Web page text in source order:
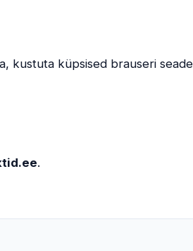
kustuta küpsised brauseri
.